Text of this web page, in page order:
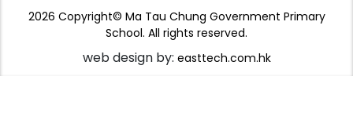
2026 Copyright© Ma Tau Chung Government Primary
School. All rights reserved.
web design by: easttech.com.hk